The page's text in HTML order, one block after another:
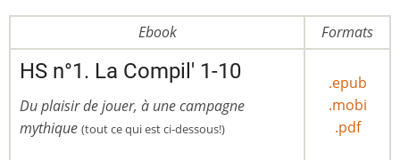
Ebook Formats
HS n°1. La Compil' 1-10
Du plaisir de jouer, à une campagne
mythique (tout ce qui est ci-dessous!)
.epub
.mobi
.pdf